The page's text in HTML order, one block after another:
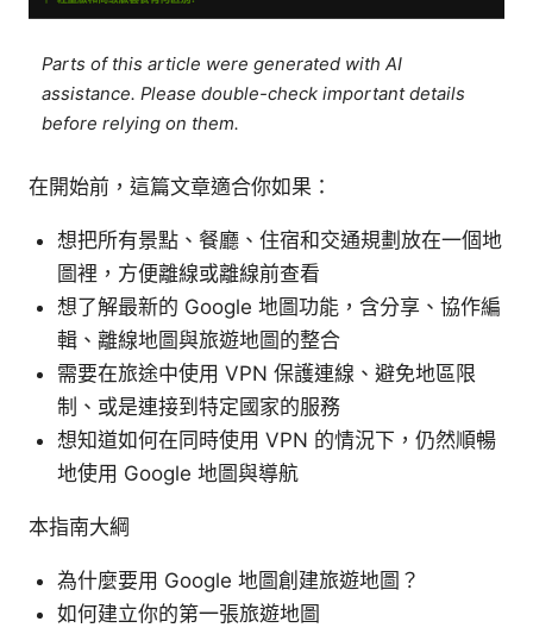
Parts of this article were generated with AI
assistance. Please double-check important details
before relying on them.
在開始前，這篇文章適合你如果：
想把所有景點、餐廳、住宿和交通規劃放在一個地
圖裡，方便離線或離線前查看
想了解最新的 Google 地圖功能，含分享、協作編
輯、離線地圖與旅遊地圖的整合
需要在旅途中使用 VPN 保護連線、避免地區限
制、或是連接到特定國家的服務
想知道如何在同時使用 VPN 的情況下，仍然順暢
地使用 Google 地圖與導航
本指南大綱
為什麼要用 Google 地圖創建旅遊地圖？
如何建立你的第一張旅遊地圖